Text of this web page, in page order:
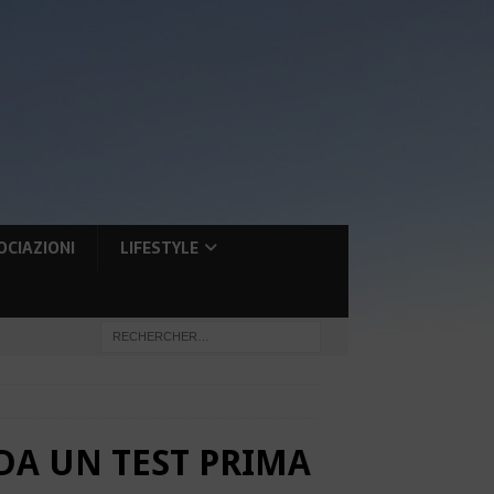
LIFESTYLE
UN TEST PRIMA